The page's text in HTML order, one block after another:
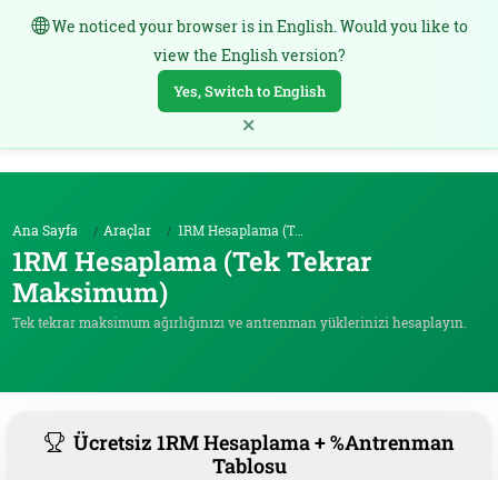
We noticed your browser is in English. Would you like to
view the English version?
Yes, Switch to English
×
TR
Ana Sayfa Araçlar 1RM Hesaplama (Tek Tekrar Maksimum)
1RM Hesaplama (Tek Tekrar
Maksimum)
Tek tekrar maksimum ağırlığınızı ve antrenman yüklerinizi hesaplayın.
Ücretsiz 1RM Hesaplama + %Antrenman
Tablosu